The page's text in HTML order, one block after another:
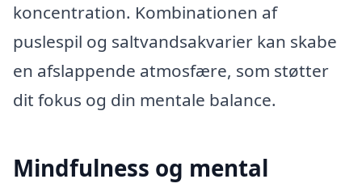
koncentration. Kombinationen af
puslespil og saltvandsakvarier kan skabe
en afslappende atmosfære, som støtter
dit fokus og din mentale balance.
Mindfulness og mental